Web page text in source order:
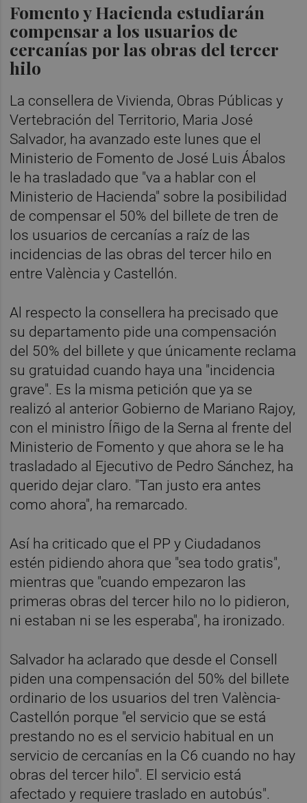
Fomento y Hacienda estudiarán
compensar a los usuarios de
cercanías por las obras del tercer
hilo
La consellera de Vivienda, Obras Públicas y
Vertebración del Territorio, Maria José
Salvador, ha avanzado este lunes que el
Ministerio de Fomento de José Luis Ábalos
le ha trasladado que "va a hablar con el
Ministerio de Hacienda" sobre la posibilidad
de compensar el 50% del billete de tren de
los usuarios de cercanías a raíz de las
incidencias de las obras del tercer hilo en
entre València y Castellón.
Al respecto la consellera ha precisado que
su departamento pide una compensación
del 50% del billete y que únicamente reclama
su gratuidad cuando haya una "incidencia
grave". Es la misma petición que ya se
realizó al anterior Gobierno de Mariano Rajoy,
con el ministro Íñigo de la Serna al frente del
Ministerio de Fomento y que ahora se le ha
trasladado al Ejecutivo de Pedro Sánchez, ha
querido dejar claro. "Tan justo era antes
como ahora", ha remarcado.
Así ha criticado que el PP y Ciudadanos
estén pidiendo ahora que "sea todo gratis",
mientras que "cuando empezaron las
primeras obras del tercer hilo no lo pidieron,
ni estaban ni se les esperaba", ha ironizado.
Salvador ha aclarado que desde el Consell
piden una compensación del 50% del billete
ordinario de los usuarios del tren València-
Castellón porque "el servicio que se está
prestando no es el servicio habitual en un
servicio de cercanías en la C6 cuando no hay
obras del tercer hilo". El servicio está
afectado y requiere traslado en autobús".